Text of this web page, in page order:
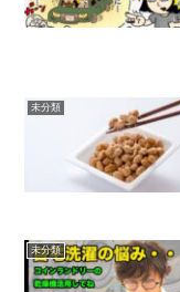
未分類
未分類